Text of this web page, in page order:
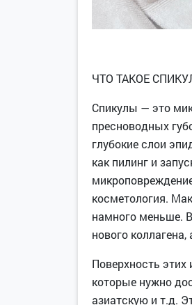
ЧТО ТАКОЕ
Спикулы — это
пресноводных
глубокие слои
как пилинг и
косметология.
намного меньше.
нового
Поверхность этих
которые нужно
азиатскую и т.д.